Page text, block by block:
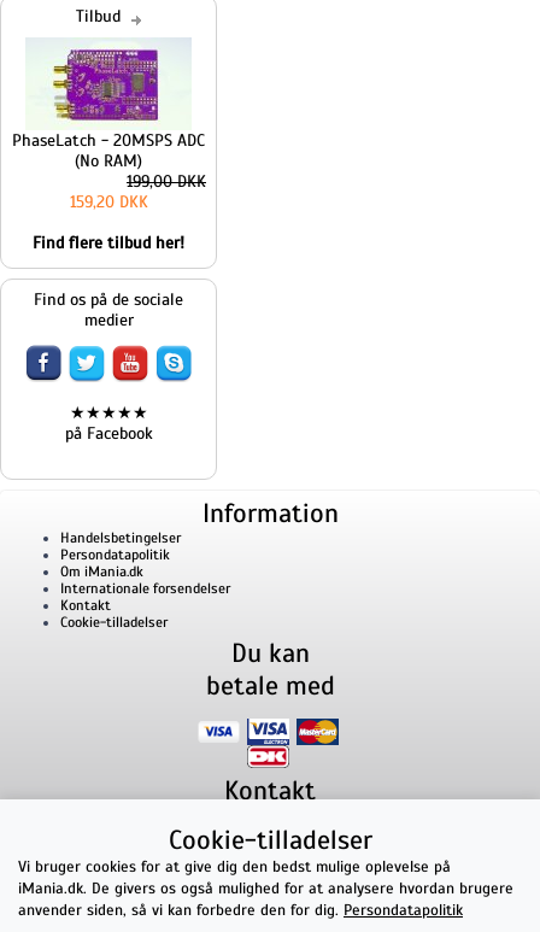
Tilbud
PhaseLatch - 20MSPS ADC
(No RAM)
199,00 DKK
159,20 DKK
Find flere tilbud her!
Find os på de sociale
medier
★★★★★
på Facebook
Information
Handelsbetingelser
Persondatapolitik
Om iMania.dk
Internationale forsendelser
Kontakt
Cookie-tilladelser
Du kan
betale med
Kontakt
Lillevorde Kær 29280 Storvorde
CVR nummer: 33182805 | E-mail: kontakt@imania.dk
Telefon:+45 23618990
Topkarakter hos kunderne!
Cookie-tilladelser
Vi bruger cookies for at give dig den bedst mulige oplevelse på
iMania.dk. De givers os også mulighed for at analysere hvordan brugere
anvender siden, så vi kan forbedre den for dig. Persondatapolitik